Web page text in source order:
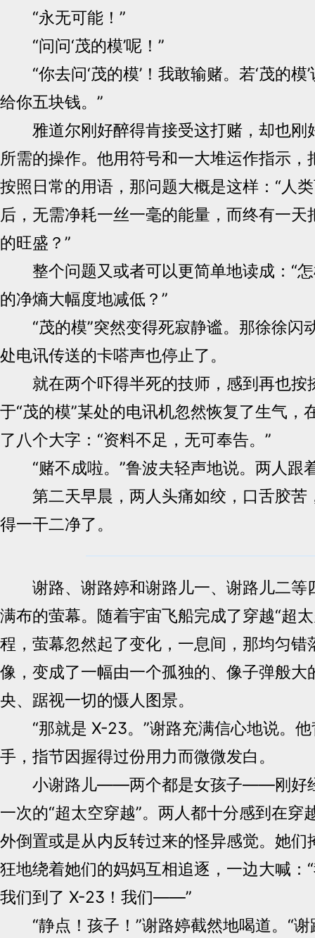
“永无可能！”
“问问‘茂的模’呢！”
“你去问‘茂的模’！我敢输赌。若‘茂的模’
给你五块钱。”
雅道尔刚好醉得肯接受这打赌，却也刚
所需的操作。他用符号和一大堆运作指示，
按照日常的用语，那问题大概是这样：“人
后，无需净耗一丝一毫的能量，而终有一天
的旺盛？”
整个问题又或者可以更简单地读成：“怎
的净熵大幅度地减低？”
“茂的模”突然变得死寂静谧。那徐徐闪
处电讯传送的卡嗒声也停止了。
就在两个吓得半死的技师，感到再也按
于“茂的模”某处的电讯机忽然恢复了生气，
了八个大字：“资料不足，无可奉告。”
“赌不成啦。”鲁波夫轻声地说。两人跟
第二天早晨，两人头痛如绞，口舌胶苦
得一干二净了。
谢路、谢路婷和谢路儿一、谢路儿二等
满布的萤幕。随着宇宙飞船完成了穿越“超太
程，萤幕忽然起了变化，一息间，那均匀错
像，变成了一幅由一个孤独的、像子弹般大
央、踞视一切的慑人图景。
“那就是 X-23。”谢路充满信心地说。他
手，指节因握得过份用力而微微发白。
小谢路儿——两个都是女孩子——刚好经
一次的“超太空穿越”。两人都十分感到在穿
外倒置或是从内反转过来的怪异感觉。她们
狂地绕着她们的妈妈互相追逐，一边大喊：
我们到了 X-23！我们——”
“静点！孩子！”谢路婷截然地喝道。“谢